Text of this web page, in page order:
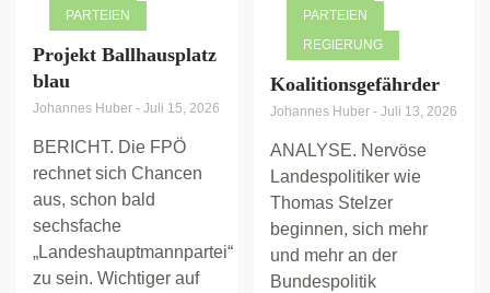
PARTEIEN
Projekt Ballhausplatz
blau
Johannes Huber - Juli 15, 2026
BERICHT. Die FPÖ
rechnet sich Chancen
aus, schon bald
sechsfache
„Landeshauptmannpartei“
zu sein. Wichtiger auf
PARTEIEN
REGIERUNG
Koalitionsgefährder
Johannes Huber - Juli 13, 2026
ANALYSE. Nervöse
Landespolitiker wie
Thomas Stelzer
beginnen, sich mehr
und mehr an der
Bundespolitik